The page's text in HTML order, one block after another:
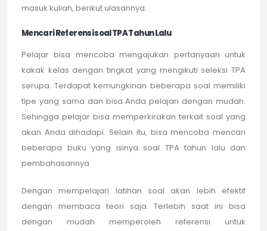
masuk kuliah, berikut ulasannya.
Mencari Referensi soal TPA Tahun Lalu
Pelajar bisa mencoba mengajukan pertanyaan untuk
kakak kelas dengan tingkat yang mengikuti seleksi TPA
serupa. Terdapat kemungkinan beberapa soal memiliki
tipe yang sama dan bisa Anda pelajari dengan mudah.
Sehingga pelajar bisa memperkirakan terkait soal yang
akan Anda dihadapi. Selain itu, bisa mencoba mencari
beberapa buku yang isinya soal TPA tahun lalu dan
pembahasannya.
Dengan mempelajari latihan soal akan lebih efektif
dengan membaca teori saja. Terlebih saat ini bisa
dengan mudah memperoleh referensi untuk